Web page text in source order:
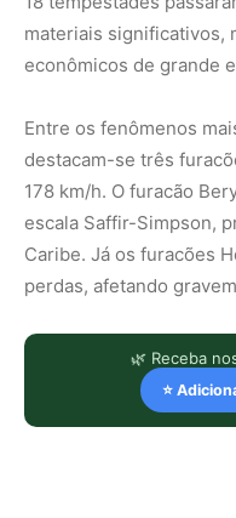
materiais significativos,
econômicos de grande
Entre os fenômenos
destacam-se três
178 km/h. O furacão
escala Saffir-Simpson,
Caribe. Já os furacões
perdas, afetando
🌿 Receba
⭐